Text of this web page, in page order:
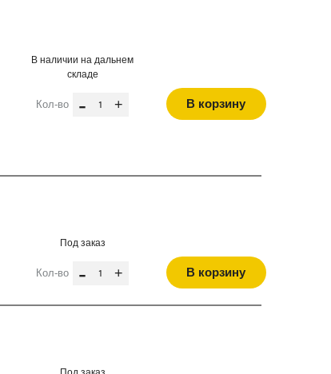
В наличии на дальнем
складе
Кол-во - + В корзину
Под заказ
Кол-во - + В корзину